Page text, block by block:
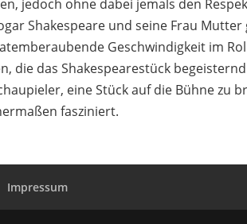
jedoch ohne dabei jemals den
Shakespeare und seine Frau
Geschwindigkeit im
die das Shakespearestück
eine Stück auf die Bühne zu
fasziniert.
Impressum